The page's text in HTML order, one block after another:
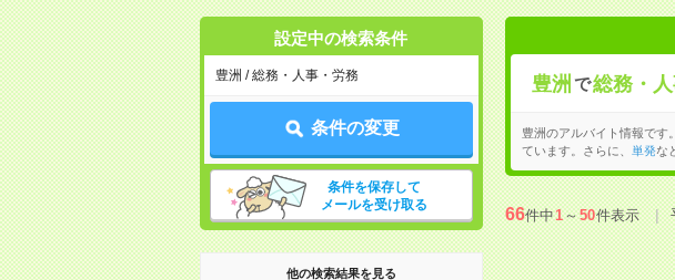
設定中の検索条件
豊洲 / 総務・人事・労務
条件の変更
条件を保存して
メールを受け取る
他の検索結果を見る
豊洲 で総務・
豊洲のアルバイト情報です
ています。さらに、
単発な
66件中1～50件表示